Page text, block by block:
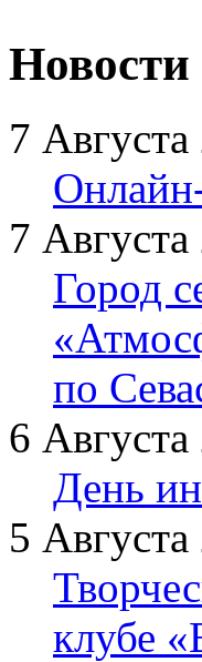
Новости
7
7
Город
по
6 Августа
День
5
клубе